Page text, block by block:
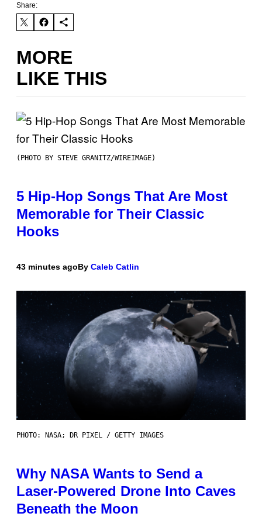
Share:
MORE
LIKE THIS
(PHOTO BY STEVE GRANITZ/WIREIMAGE)
5 Hip-Hop Songs That Are Most
Memorable for Their Classic
Hooks
43 minutes agoBy Caleb Catlin
PHOTO: NASA; DR PIXEL / GETTY IMAGES
Why NASA Wants to Send a
Laser-Powered Drone Into Caves
Beneath the Moon